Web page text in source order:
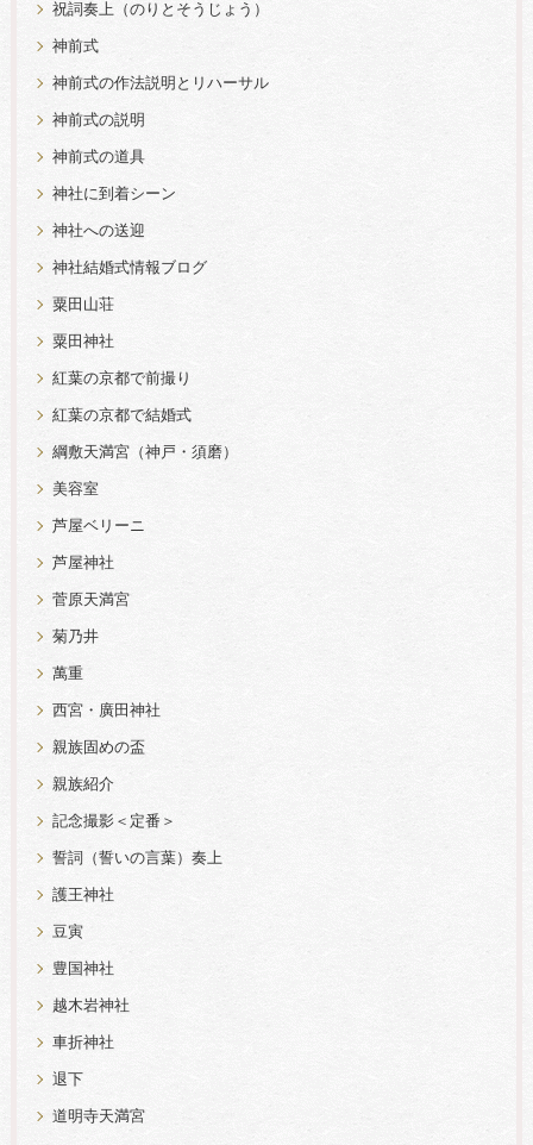
祝詞奏上（のりとそうじょう）
神前式
神前式の作法説明とリハーサル
神前式の説明
神前式の道具
神社に到着シーン
神社への送迎
神社結婚式情報ブログ
粟田山荘
粟田神社
紅葉の京都で前撮り
紅葉の京都で結婚式
綱敷天満宮（神戸・須磨）
美容室
芦屋ベリーニ
芦屋神社
菅原天満宮
菊乃井
萬重
西宮・廣田神社
親族固めの盃
親族紹介
記念撮影＜定番＞
誓詞（誓いの言葉）奏上
護王神社
豆寅
豊国神社
越木岩神社
車折神社
退下
道明寺天満宮